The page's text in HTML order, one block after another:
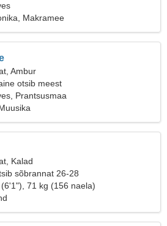
Makramee
Ambur
otsib meest
Prantsusmaa
Kalad
sõbrannat 26-28
71 kg (156 naela)